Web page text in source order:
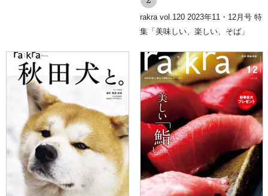
rakra vol.120 2023年11・12月号 特
集「美味しい、楽しい、そば」